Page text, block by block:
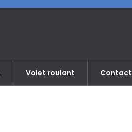
Volet roulant Contact